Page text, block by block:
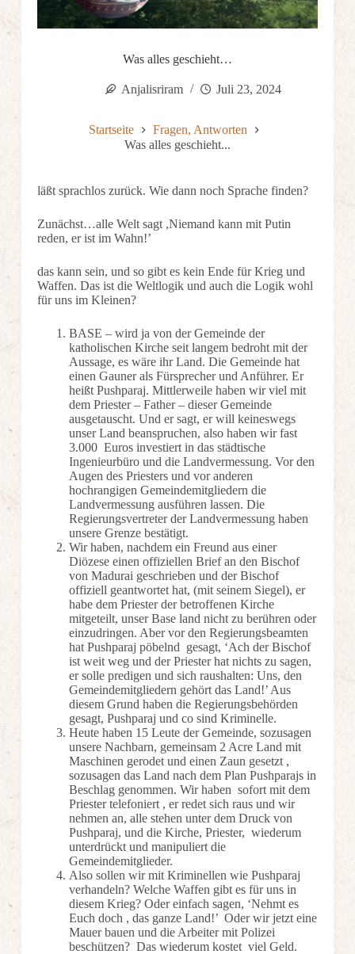
Was alles geschieht…
Anjalisriram Juli 23, 2024
Startseite
Fragen, Antworten
Was alles geschieht...
läßt sprachlos zurück. Wie dann noch Sprache finden?
Zunächst…alle Welt sagt ,Niemand kann mit Putin
reden, er ist im Wahn!’
das kann sein, und so gibt es kein Ende für Krieg und
Waffen. Das ist die Weltlogik und auch die Logik wohl
für uns im Kleinen?
BASE – wird ja von der Gemeinde der
katholischen Kirche seit langem bedroht mit der
Aussage, es wäre ihr Land. Die Gemeinde hat
einen Gauner als Fürsprecher und Anführer. Er
heißt Pushparaj. Mittlerweile haben wir viel mit
dem Priester – Father – dieser Gemeinde
ausgetauscht. Und er sagt, er will keineswegs
unser Land beanspruchen, also haben wir fast
3.000 Euros investiert in das städtische
Ingenieurbüro und die Landvermessung. Vor den
Augen des Priesters und vor anderen
hochrangigen Gemeindemitgliedern die
Landvermessung ausführen lassen. Die
Regierungsvertreter der Landvermessung haben
unsere Grenze bestätigt.
Wir haben, nachdem ein Freund aus einer
Diözese einen offiziellen Brief an den Bischof
von Madurai geschrieben und der Bischof
offiziell geantwortet hat, (mit seinem Siegel), er
habe dem Priester der betroffenen Kirche
mitgeteilt, unser Base land nicht zu berühren oder
einzudringen. Aber vor den Regierungsbeamten
hat Pushparaj pöbelnd gesagt, ‘Ach der Bischof
ist weit weg und der Priester hat nichts zu sagen,
er solle predigen und sich raushalten: Uns, den
Gemeindemitgliedern gehört das Land!’ Aus
diesem Grund haben die Regierungsbehörden
gesagt, Pushparaj und co sind Kriminelle.
Heute haben 15 Leute der Gemeinde, sozusagen
unsere Nachbarn, gemeinsam 2 Acre Land mit
Maschinen gerodet und einen Zaun gesetzt ,
sozusagen das Land nach dem Plan Pushparajs in
Beschlag genommen. Wir haben sofort mit dem
Priester telefoniert , er redet sich raus und wir
nehmen an, alle stehen unter dem Druck von
Pushparaj, und die Kirche, Priester, wiederum
unterdrückt und manipuliert die
Gemeindemitglieder.
Also sollen wir mit Kriminellen wie Pushparaj
verhandeln? Welche Waffen gibt es für uns in
diesem Krieg? Oder einfach sagen, ‘Nehmt es
Euch doch , das ganze Land!’ Oder wir jetzt eine
Mauer bauen und die Arbeiter mit Polizei
beschützen? Das wiederum kostet viel Geld.